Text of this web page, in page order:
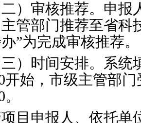
二）审核推荐。申
管部门推荐至省
”为完成审核推荐。
三）时间安排。系
开始，市级主管部
目申报人、依托单